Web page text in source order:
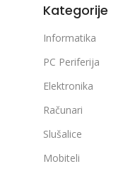
Kategorije
Informatika
PC Periferija
Elektronika
Računari
Slušalice
Mobiteli